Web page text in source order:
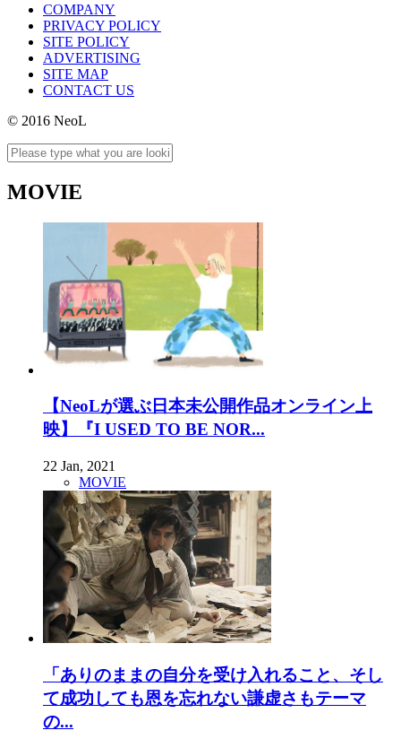
COMPANY
PRIVACY POLICY
SITE POLICY
ADVERTISING
SITE MAP
CONTACT US
© 2016 NeoL
MOVIE
【NeoLが選ぶ日本未公開作品オンライン上
映】『I USED TO BE NOR...
22 Jan, 2021
MOVIE
「ありのままの自分を受け入れること、そし
て成功しても恩を忘れない謙虚さもテーマ
の...